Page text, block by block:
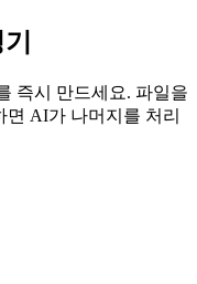
즉시 만드세요. 파일을
AI가 나머지를 처리